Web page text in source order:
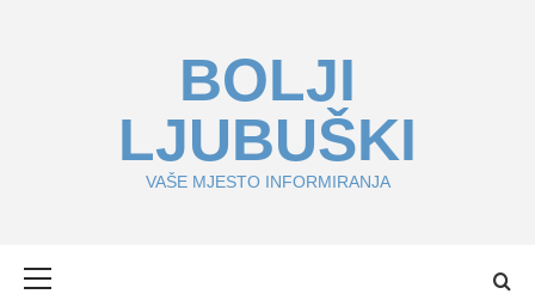
BOLJI
LJUBUŠKI
VAŠE MJESTO INFORMIRANJA